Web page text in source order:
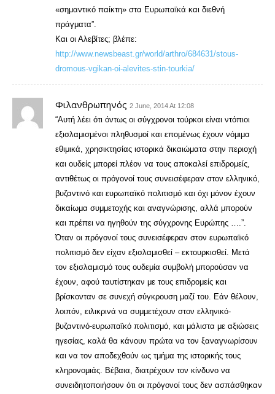
«σημαντικό παίκτη» στα Ευρωπαϊκά και διεθνή
πράγματα”.
Και οι Αλεβίτες; βλέπε:
http://www.newsbeast.gr/world/arthro/684631/stous-
dromous-vgikan-oi-alevites-stin-tourkia/
Φιλανθρωπηνός 2 June, 2014 At 12:08
“Αυτή λέει ότι όντως οι σύγχρονοι τούρκοι είναι ντόπιοι
εξισλαμισμένοι πληθυσμοί και επομένως έχουν νόμιμα
εθιμικά, χρησικτησίας ιστορικά δικαιώματα στην περιοχή
και ουδείς μπορεί πλέον να τους αποκαλεί επιδρομείς,
αντιθέτως οι πρόγονοί τους συνεισέφεραν στον ελληνικό,
βυζαντινό και ευρωπαϊκό πολιτισμό και όχι μόνον έχουν
δικαίωμα συμμετοχής και αναγνώρισης, αλλά μπορούν
και πρέπει να ηγηθούν της σύγχρονης Ευρώπης ….”.
Όταν οι πρόγονοί τους συνεισέφεραν στον ευρωπαϊκό
πολιτισμό δεν είχαν εξισλαμισθεί – εκτουρκισθεί. Μετά
τον εξισλαμισμό τους ουδεμία συμβολή μπορούσαν να
έχουν, αφού ταυτίστηκαν με τους επιδρομείς και
βρίσκονταν σε συνεχή σύγκρουση μαζί του. Εάν θέλουν,
λοιπόν, ειλικρινά να συμμετέχουν στον ελληνικό-
βυζαντινό-ευρωπαϊκό πολιτισμό, και μάλιστα με αξιώσεις
ηγεσίας, καλά θα κάνουν πρώτα να τον ξαναγνωρίσουν
και να τον αποδεχθούν ως τμήμα της ιστορικής τους
κληρονομιάς. Βέβαια, διατρέχουν τον κίνδυνο να
συνειδητοποιήσουν ότι οι πρόγονοί τους δεν ασπάσθηκαν